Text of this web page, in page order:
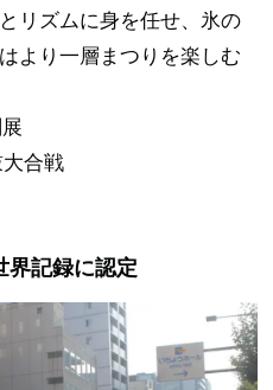
リズムに身を任せ、氷の
より一層まつりを楽しむ
合戦
界記録に認定